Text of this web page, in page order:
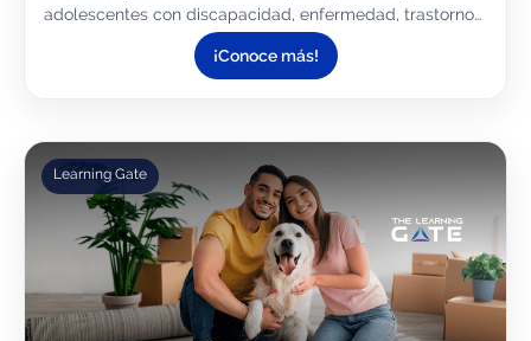
adolescentes con discapacidad, enfermedad, trastorno
o adicción y los adultos mayores que requieran
cuidados especiales o...¡Conoce más!
Learning Gate